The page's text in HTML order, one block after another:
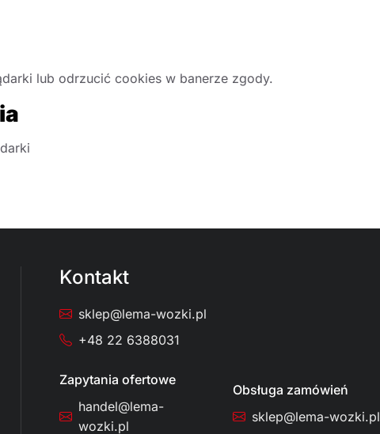
lub odrzucić cookies w banerze zgody.
Kontakt
sklep@lema-wozki.pl
+48 22 6388031
Zapytania ofertowe
handel@lema-
wozki.pl
Obsługa zamówień
sklep@lema-wozki.pl